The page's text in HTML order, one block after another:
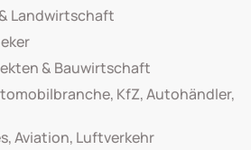
Landwirtschaft
& Bauwirtschaft
KfZ, Autohändler,
Aviation, Luftverkehr